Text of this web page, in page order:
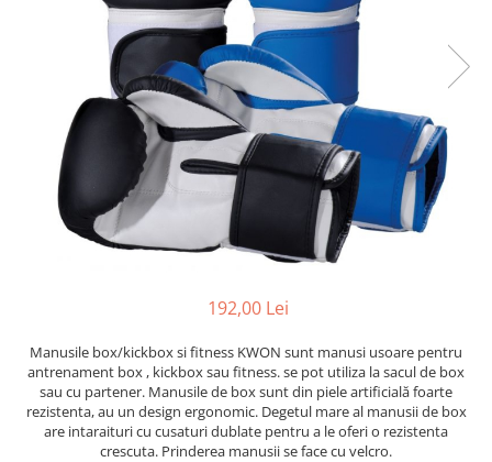
Saci/Dispozitive cu baza
Saci box uppercut/clepsidra
Saci box gonflabili
Sisteme de prindere/Accesorii
Minge/Para cu dubla fixare
Platforma/Para box
Perne/Echipamente perete
ArteMartiale/Karate/Kickboxing
Kimono / Gi / Dobok Arte Martiale
Martiale/Karate/Kickboxing
Centuri Arte Martiale/Karate
Arme Arte Martiale
Accesorii/Diverse
Bandaje/Fese/Manusi protectie
Accesorii Fitness
Funii/Franghii Antrenament
Imbracaminte pt Fitness
Benzi Alergare
Biciclete/Spinning
Corzi/Benzi Elastice/Expandere
Stander/Suport
192,00 Lei
Manusile box/kickbox si fitness KWON sunt manusi usoare pentru
antrenament box , kickbox sau fitness. se pot utiliza la sacul de box
sau cu partener. Manusile de box sunt din piele artificială foarte
rezistenta, au un design ergonomic. Degetul mare al manusii de box
are intaraituri cu cusaturi dublate pentru a le oferi o rezistenta
crescuta. Prinderea manusii se face cu velcro.